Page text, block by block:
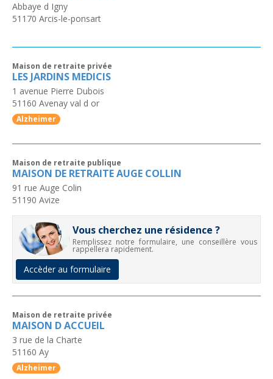
Abbaye d Igny
51170 Arcis-le-ponsart
Maison de retraite privée
LES JARDINS MEDICIS
1 avenue Pierre Dubois
51160 Avenay val d or
Alzheimer
Maison de retraite publique
MAISON DE RETRAITE AUGE COLLIN
91 rue Auge Colin
51190 Avize
Vous cherchez une résidence ?
Remplissez notre formulaire, une conseillère vous
rappellera rapidement.
Accèder au formulaire
Maison de retraite privée
MAISON D ACCUEIL
3 rue de la Charte
51160 Ay
Alzheimer